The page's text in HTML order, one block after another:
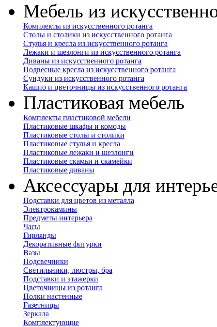
Мебель из
Комплекты из искусственного ротанга
Столы и столики из искусственного ротанга
Стулья и кресла из искусственного ротанга
Лежаки и шезлонги из искусственного ротанга
Диваны из искусственного ротанга
Подвесные кресла из искусственного ротанга
Сундуки из искусственного ротанга
Кашпо и цветочницы из искусственного ротанга
Пластиковая мебель
Комплекты пластиковой мебели
Пластиковые шкафы и комоды
Пластиковые столы и столики
Пластиковые стулья и кресла
Пластиковые лежаки и шезлонги
Пластиковые скамьи и скамейки
Пластиковые диваны
Аксессуары для
Подставки для цветов из металла
Электрокамины
Предметы интерьера
Часы
Гирлянды
Декоративные фигурки
Вазы
Подсвечники
Светильники, люстры, бра
Подставки и этажерки
Цветочницы из ротанга
Полки настенные
Газетницы
Зеркала
Комплектующие